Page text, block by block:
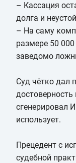
– Кассация
долга и
– На саму
размере 50
заведомо
Суд чётко дал
сгенерировал
использует.
Прецедент с
судебной